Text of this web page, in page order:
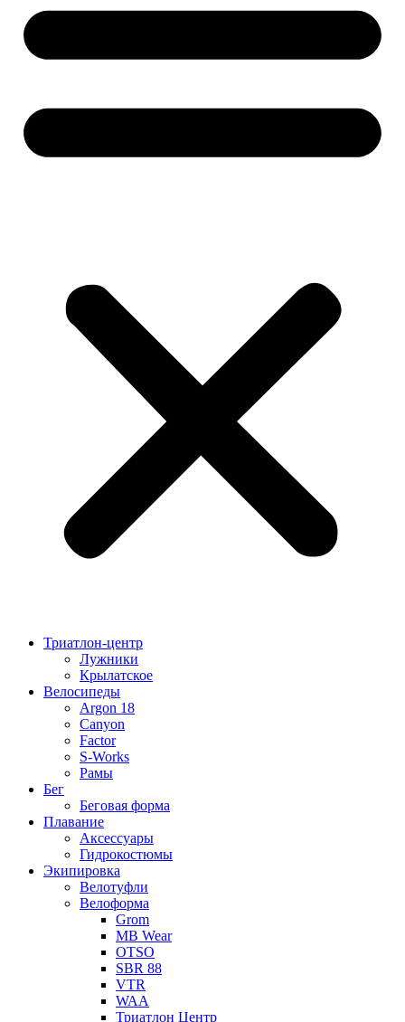
Триатлон-центр
Лужники
Крылатское
Велосипеды
Argon 18
Canyon
Factor
S-Works
Рамы
Бег
Беговая форма
Плавание
Аксессуары
Гидрокостюмы
Экипировка
Велотуфли
Велоформа
Grom
MB Wear
OTSO
SBR 88
VTR
WAA
Триатлон Центр